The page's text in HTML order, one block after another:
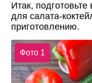
Итак,
для салата-
приготовлению.
Фото 1